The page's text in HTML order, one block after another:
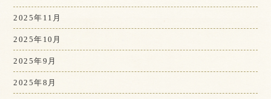
2025年11月
2025年10月
2025年9月
2025年8月